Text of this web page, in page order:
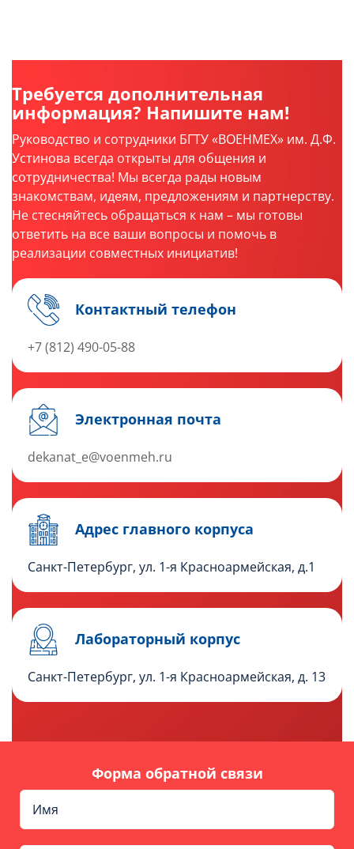
Требуется дополнительная
информация? Напишите нам!
Руководство и сотрудники БГТУ «ВОЕНМЕХ» им. Д.Ф.
Устинова всегда открыты для общения и
сотрудничества! Мы всегда рады новым
знакомствам, идеям, предложениям и партнерству.
Не стесняйтесь обращаться к нам – мы готовы
ответить на все ваши вопросы и помочь в
реализации совместных инициатив!
Контактный телефон
+7 (812) 490-05-88
Электронная почта
dekanat_e@voenmeh.ru
Адрес главного корпуса
Санкт-Петербург, ул. 1-я Красноармейская, д.1
Лабораторный корпус
Санкт-Петербург, ул. 1-я Красноармейская, д. 13
Форма обратной связи